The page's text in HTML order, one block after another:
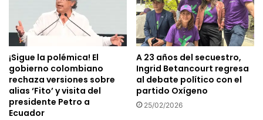
¡Sigue la polémica! El
gobierno colombiano
rechaza versiones sobre
alias ‘Fito’ y visita del
presidente Petro a
Ecuador
A 23 años del secuestro,
Ingrid Betancourt regresa
al debate político con el
partido Oxígeno
25/02/2026